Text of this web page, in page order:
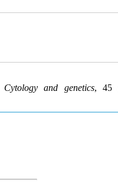
Cytology and genetics, 45